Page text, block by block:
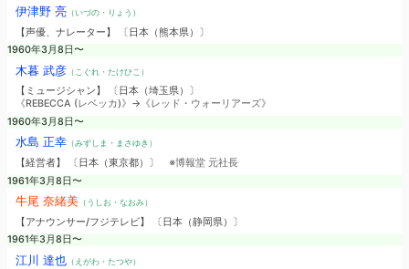
伊津野 亮（いづの・りょう）
【声優、ナレーター】 〔日本（熊本県）〕
1960年3月8日〜
木暮 武彦（こぐれ・たけひこ）
【ミュージシャン】 〔日本（埼玉県）〕
《REBECCA (レベッカ)》→《レッド・ウォーリアーズ》
1960年3月8日〜
水島 正幸（みずしま・まさゆき）
【経営者】 〔日本（東京都）〕 ※博報堂 元社長
1961年3月8日〜
牛尾 奈緒美（うしお・なおみ）
【アナウンサー/フジテレビ】 〔日本（静岡県）〕
1961年3月8日〜
江川 達也（えがわ・たつや）